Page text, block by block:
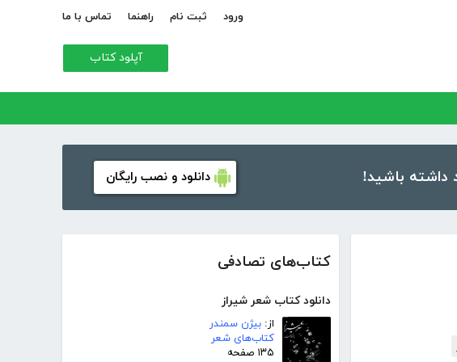
ورود ثبت نام راهنما تماس با ما
آپلود کتاب
دانلود و نصب رایگان
کتاب‌های تصادفی
دانلود کتاب شعر شیراز
از: بیژن سمندر
کتاب‌های شعر
۱۳۵ صفحه